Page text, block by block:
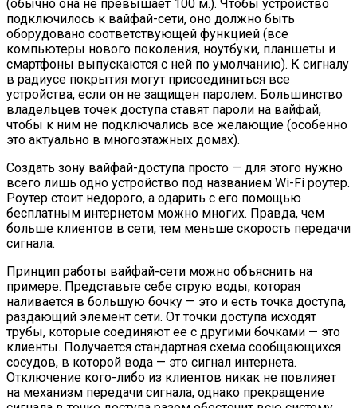
(обычно она не превышает 100 м.). Чтобы устройство
подключилось к вайфай-сети, оно должно быть
оборудовано соответствующей функцией (все
компьютеры нового поколения, ноутбуки, планшеты и
смартфоны выпускаются с ней по умолчанию). К сигналу
в радиусе покрытия могут присоединиться все
устройства, если он не защищен паролем. Большинство
владельцев точек доступа ставят пароли на вайфай,
чтобы к ним не подключались все желающие (особенно
это актуально в многоэтажных домах).
Создать зону вайфай-доступа просто — для этого нужно
всего лишь одно устройство под названием Wi-Fi роутер.
Роутер стоит недорого, а одарить с его помощью
бесплатным интернетом можно многих. Правда, чем
больше клиентов в сети, тем меньше скорость передачи
сигнала.
Принцип работы вайфай-сети можно объяснить на
примере. Представьте себе струю воды, которая
наливается в большую бочку — это и есть точка доступа,
раздающий элемент сети. От точки доступа исходят
трубы, которые соединяют ее с другими бочками — это
клиенты. Получается стандартная схема сообщающихся
сосудов, в которой вода — это сигнал интернета.
Отключение кого-либо из клиентов никак не повлияет
на механизм передачи сигнала, однако прекращение